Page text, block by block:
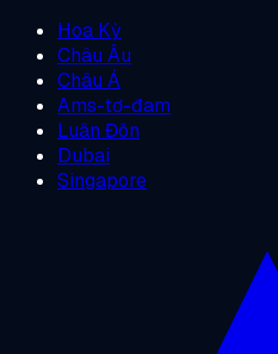
Hoa Kỳ
Châu Âu
Châu Á
Ams-tơ-đam
Luân Đôn
Dubai
Singapore